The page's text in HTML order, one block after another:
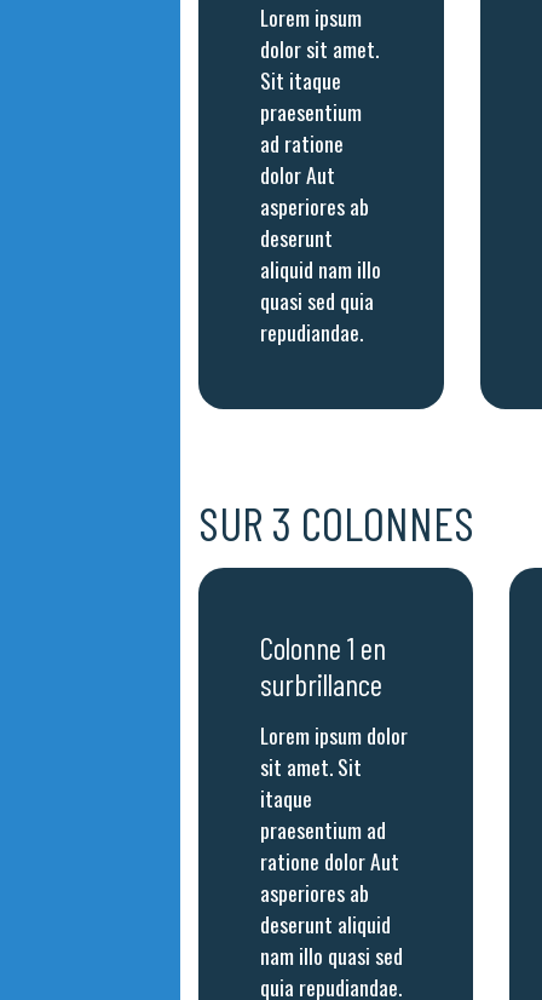
Lorem ipsum
dolor sit amet.
Sit itaque
praesentium
ad ratione
dolor Aut
asperiores ab
deserunt
aliquid nam illo
quasi sed quia
repudiandae.
SUR 3 COLONNES
Colonne 1 en
surbrillance
Lorem ipsum dolor
sit amet. Sit
itaque
praesentium ad
ratione dolor Aut
asperiores ab
deserunt aliquid
nam illo quasi sed
quia repudiandae.